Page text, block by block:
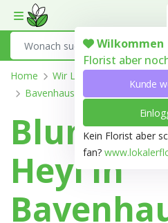
Toggle mobile menu
Wilkommen
Florist aber
Kunde
Kein Florist aber
fan?
Home Wir Liefern
Bavenhausen
Heyl in